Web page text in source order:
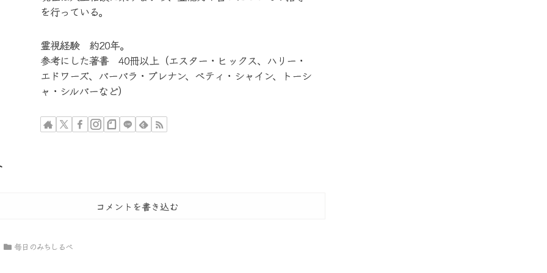
を行っている。
霊視経験 約20年。
参考にした著書 40冊以上（エスター・ヒックス、ハリー・
エドワーズ、バーバラ・ブレナン、ベティ・シャイン、トーシ
ャ・シルバーなど）
コメントを書き込む
毎日のみちしるべ